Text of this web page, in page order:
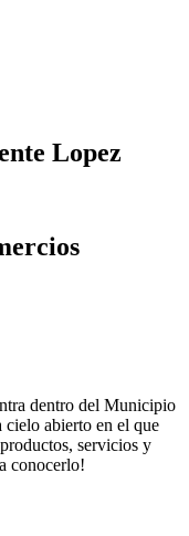
Lopez
dentro del Municipio
cielo abierto en el que
servicios y
conocerlo!